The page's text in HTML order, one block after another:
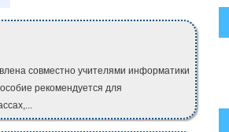
совместно учителями информатики
рекомендуется для